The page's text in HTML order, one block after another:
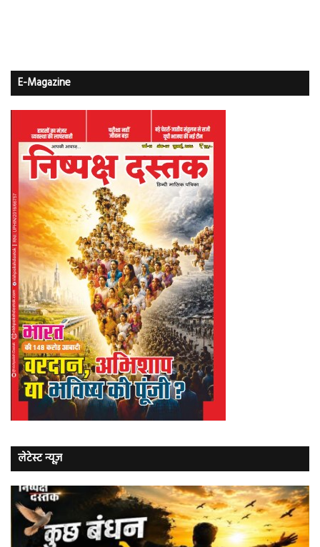
E-Magazine
लेटेस्ट न्यूज़